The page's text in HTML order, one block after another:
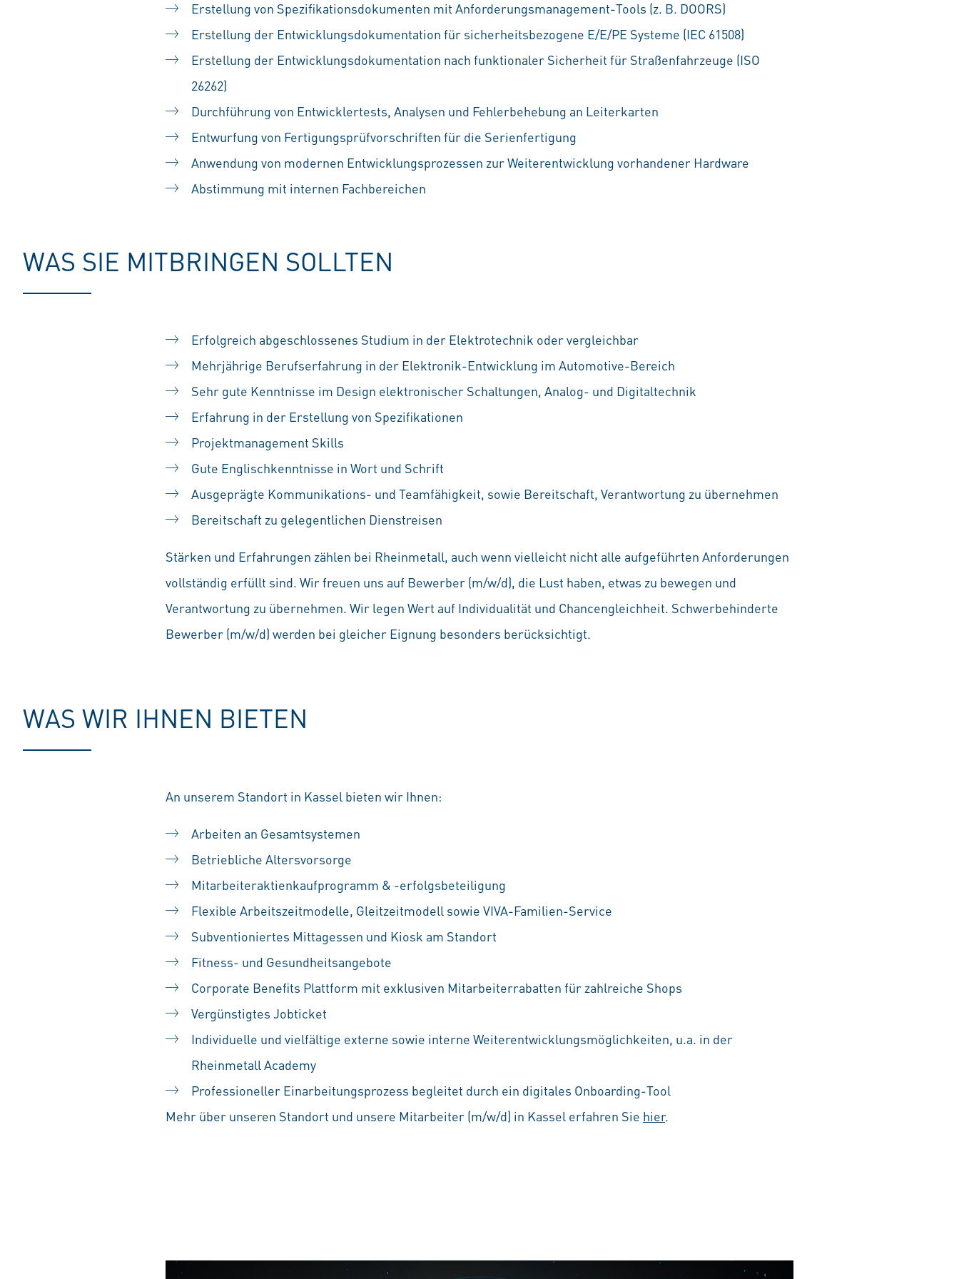
Erstellung von Spezifikationsdokumenten mit Anforderungsmanagement-Tools (z. B. DOORS)
Erstellung der Entwicklungsdokumentation für sicherheitsbezogene E/E/PE Systeme (IEC 61508)
Erstellung der Entwicklungsdokumentation nach funktionaler Sicherheit für Straßenfahrzeuge (ISO
26262)
Durchführung von Entwicklertests, Analysen und Fehlerbehebung an Leiterkarten
Entwurfung von Fertigungsprüfvorschriften für die Serienfertigung
Anwendung von modernen Entwicklungsprozessen zur Weiterentwicklung vorhandener Hardware
Abstimmung mit internen Fachbereichen
WAS SIE MITBRINGEN SOLLTEN
Erfolgreich abgeschlossenes Studium in der Elektrotechnik oder vergleichbar
Mehrjährige Berufserfahrung in der Elektronik-Entwicklung im Automotive-Bereich
Sehr gute Kenntnisse im Design elektronischer Schaltungen, Analog- und Digitaltechnik
Erfahrung in der Erstellung von Spezifikationen
Projektmanagement Skills
Gute Englischkenntnisse in Wort und Schrift
Ausgeprägte Kommunikations- und Teamfähigkeit, sowie Bereitschaft, Verantwortung zu übernehmen
Bereitschaft zu gelegentlichen Dienstreisen
Stärken und Erfahrungen zählen bei Rheinmetall, auch wenn vielleicht nicht alle aufgeführten Anforderungen
vollständig erfüllt sind. Wir freuen uns auf Bewerber (m/w/d), die Lust haben, etwas zu bewegen und
Verantwortung zu übernehmen. Wir legen Wert auf Individualität und Chancengleichheit. Schwerbehinderte
Bewerber (m/w/d) werden bei gleicher Eignung besonders berücksichtigt.
WAS WIR IHNEN BIETEN
An unserem Standort in Kassel bieten wir Ihnen:
Arbeiten an Gesamtsystemen
Betriebliche Altersvorsorge
Mitarbeiteraktienkaufprogramm & -erfolgsbeteiligung
Flexible Arbeitszeitmodelle, Gleitzeitmodell sowie VIVA-Familien-Service
Subventioniertes Mittagessen und Kiosk am Standort
Fitness- und Gesundheitsangebote
Corporate Benefits Plattform mit exklusiven Mitarbeiterrabatten für zahlreiche Shops
Vergünstigtes Jobticket
Individuelle und vielfältige externe sowie interne Weiterentwicklungsmöglichkeiten, u.a. in der
Rheinmetall Academy
Professioneller Einarbeitungsprozess begleitet durch ein digitales Onboarding-Tool
Mehr über unseren Standort und unsere Mitarbeiter (m/w/d) in Kassel erfahren Sie hier.